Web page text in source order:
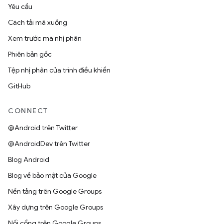
Yêu cầu
Cách tải mã xuống
Xem trước mã nhị phân
Phiên bản gốc
Tệp nhị phân của trình điều khiển
GitHub
CONNECT
@Android trên Twitter
@AndroidDev trên Twitter
Blog Android
Blog về bảo mật của Google
Nền tảng trên Google Groups
Xây dựng trên Google Groups